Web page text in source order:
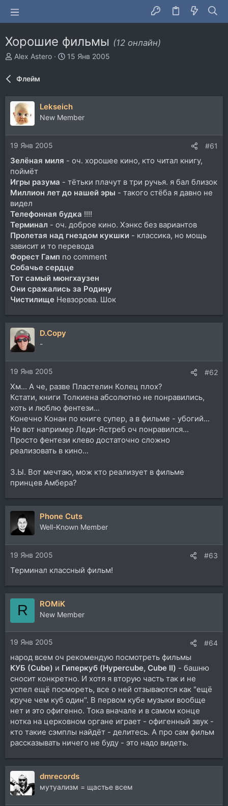
Хорошие фильмы (12 онлайн)
А
р
т
е
м
Alex Astero
Д
н
а
15 Янв 2005
Флейм
Lekseich
New Member
19 Янв 2005 #61
Зелёная миля - оч. хорошее кино, кто читал книгу,
поймёт
Игры разума - тётьки плачут в три ручья. я бал близок
Миллион лет до нашей эры - такого стёба я давно не
видел
Телефонная будка !!!!
Терминал - оч. доброе кино. Хэнкс без вариантов
Пролетая над гнездом кукшки - классика, но мощь
зависит и то перевода
Форест Гамп no comment
Собачье сердце
Тот самый мюнгхаузен
Они сражались за Родину
Чистилище Невзорова. Шок
D.Copy
-
19 Янв 2005 #62
Хм... А че, разве Пластелин Колец плох?
Кстати, книги Толкиена абсолютно не понравились,
хоть и люблю фентези...
Конечно Конан по книге супер, а в фильме - убогий...
Но вот например Леди-Ястреб оч понравился...
Просто фентези клево достаточно сложно
реализовать в кино...
З.Ы. Вот мечтаю, мож кто реализует в фильме
принцев Амбера?
Phone Cuts
Well-Known Member
19 Янв 2005 #63
Терминал классный фильм!
R ROMiK
New Member
19 Янв 2005 #64
народ всем оч рекомендую посмотреть фильмы
КУБ (Cube) и Гиперкуб (Hypercube, Cube II) - башню
сносит конкретно. И хотя я вторую часть так и не
успел ещё посмореть, все о ней отзываются как "ещё
круче чем куб один". В первом кубе музыки вообще
нет и это офигенно. Тока вначале и в самом конце
нотка на церковном органе играет - офигенный звук -
кто такие сэмплы найдёт - делитесь. А про сам фильм
рассказывать ничего не буду - это надо видеть.
dmrecords
мутуализм = щастье всем